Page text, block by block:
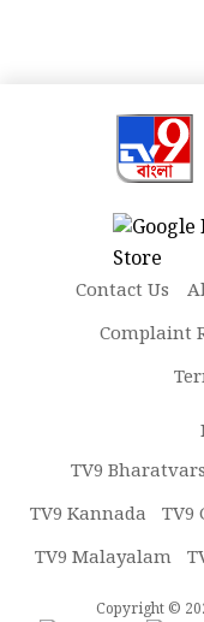
Contact Us
Complaint
TV9
TV9 Kannada TV9
TV9 Malayalam
Copyright ©